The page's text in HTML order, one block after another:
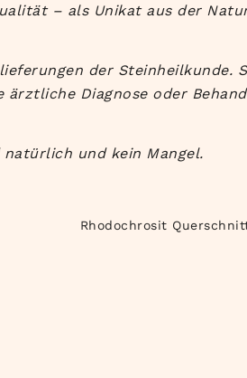
– als Unikat aus der
der Steinheilkunde.
Diagnose oder
und kein Mangel.
Rhodochrosit